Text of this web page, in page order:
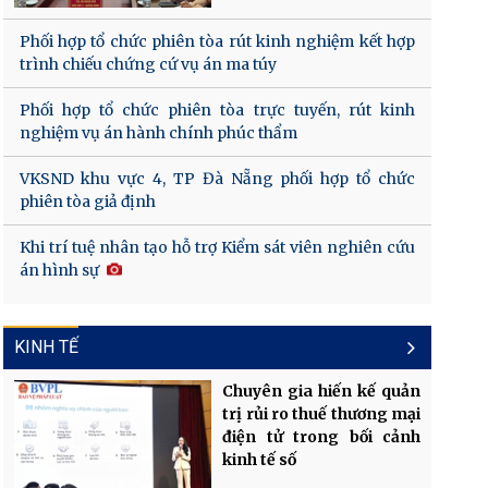
Phối hợp tổ chức phiên tòa rút kinh nghiệm kết hợp
trình chiếu chứng cứ vụ án ma túy
Phối hợp tổ chức phiên tòa trực tuyến, rút kinh
nghiệm vụ án hành chính phúc thẩm
VKSND khu vực 4, TP Đà Nẵng phối hợp tổ chức
phiên tòa giả định
Khi trí tuệ nhân tạo hỗ trợ Kiểm sát viên nghiên cứu
án hình sự
KINH TẾ
Chuyên gia hiến kế quản
trị rủi ro thuế thương mại
điện tử trong bối cảnh
kinh tế số